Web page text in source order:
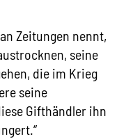
Zeitungen nennt,
seine
die im Krieg
seine
Gifthändler ihn